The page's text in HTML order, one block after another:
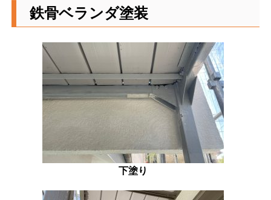
鉄骨ベランダ塗装
下塗り